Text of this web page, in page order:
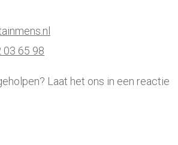
03 65 98
Laat het ons in een reactie